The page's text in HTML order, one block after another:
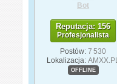
Bot
Reputacja: 156
Profesjonalista
Postów: 7 530
Lokalizacja: AMXX.PL
OFFLINE